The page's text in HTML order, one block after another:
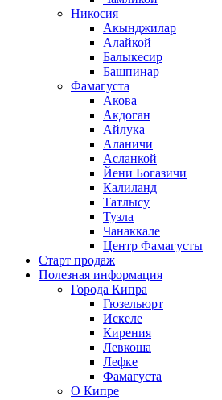
Никосия
Акынджилар
Алайкой
Балыкесир
Башпинар
Фамагуста
Акова
Акдоган
Айлука
Аланичи
Асланкой
Йени Богазичи
Калиланд
Татлысу
Тузла
Чанаккале
Центр Фамагусты
Старт продаж
Полезная информация
Города Кипра
Гюзельюрт
Искеле
Кирения
Левкоша
Лефке
Фамагуста
О Кипре